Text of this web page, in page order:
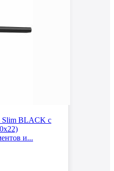
Slim BLACK с
и...